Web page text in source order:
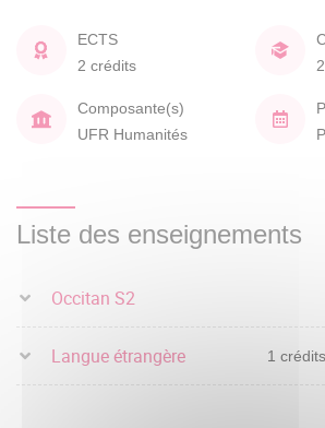
ECTS
2 crédits
Composante(s)
UFR Humanités
Liste des enseignements
Occitan S2
Langue étrangère 1 crédits